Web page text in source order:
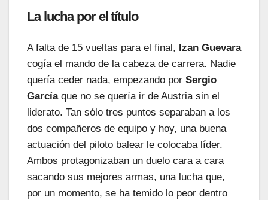
La lucha por el título
A falta de 15 vueltas para el final, Izan Guevara
cogía el mando de la cabeza de carrera. Nadie
quería ceder nada, empezando por Sergio
Garcíaque no se quería ir de Austria sin el
liderato. Tan sólo tres puntos separaban a los
dos compañeros de equipo y hoy, una buena
actuación del piloto balear le colocaba líder.
Ambos protagonizaban un duelo cara a cara
sacando sus mejores armas, una lucha que,
por un momento, se ha temido lo peor dentro